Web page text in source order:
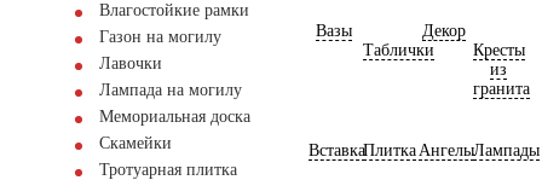
Влагостойкие рамки
Газон на могилу
Лавочки
Лампада на могилу
Мемориальная доска
Скамейки
Тротуарная плитка
Вазы
Таблички
Декор
Кресты
из
гранита
ВставкаПлитка АнгелыЛампады